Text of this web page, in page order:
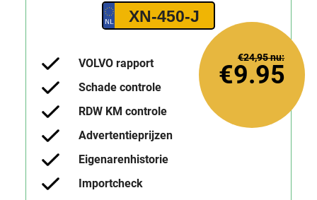
XN-450-J
VOLVO rapport
Schade controle
RDW KM controle
Advertentieprijzen
Eigenarenhistorie
Importcheck
€9.95
€24,95nu: